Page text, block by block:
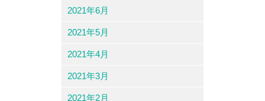
2021年6月
2021年5月
2021年4月
2021年3月
2021年2月